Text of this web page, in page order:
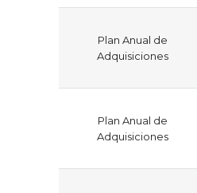
Plan Anual de
Adquisiciones
Plan Anual de
Adquisiciones